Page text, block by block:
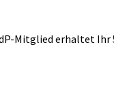
Mitglied erhaltet